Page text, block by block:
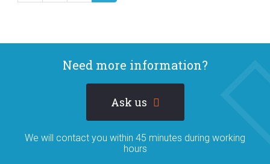
Need more information?
Ask us
We will contact you within 45 minutes during working
hours